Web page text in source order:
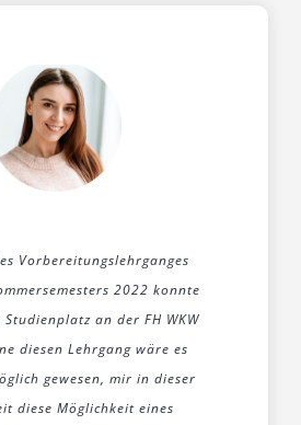
Vorbereitungslehrganges
2022 konnte
an der FH WKW
diesen Lehrgang wäre es
gewesen, mir in dieser
diese Möglichkeit eines
„Fit4FH“ sind ein
Programm. Durch dieses
ich in kurzer Zeit die
für die
erlangen. Das gesamte
ist sehr freundlich und stets
have such a great teacher of
taken, who gave me all the
and was very responsive to
caring to elaborate on any
asked and to repeat his
if needed.“